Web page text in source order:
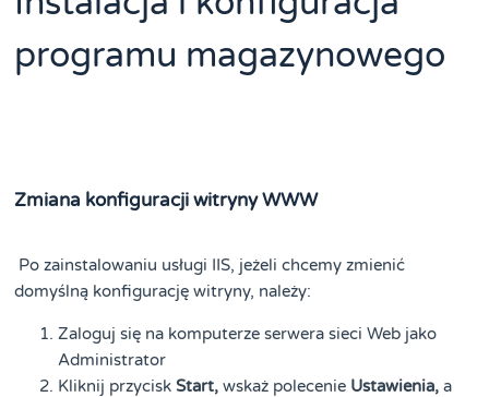
programu magazynowego
Zmiana konfiguracji witryny WWW
Po zainstalowaniu usługi IIS, jeżeli chcemy zmienić
domyślną konfigurację witryny, należy:
Zaloguj się na komputerze serwera sieci Web jako
Administrator
Kliknij przyciskStart, wskaż polecenie Ustawienia, a